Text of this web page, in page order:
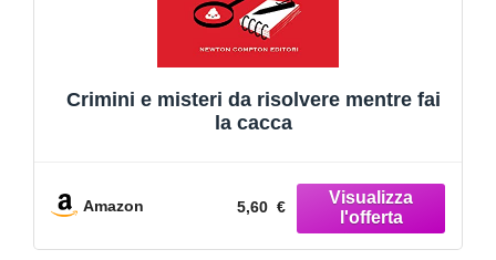
Crimini e misteri da risolvere mentre fai
la cacca
Amazon 5,60 €